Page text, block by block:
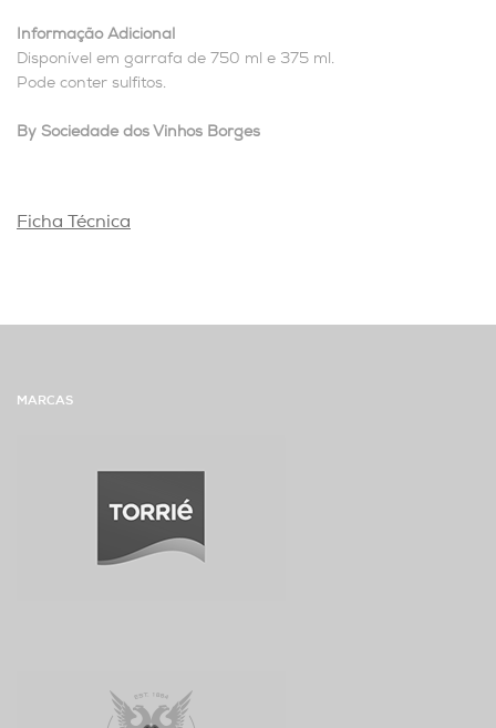
Informação Adicional
Disponível em garrafa de 750 ml e 375 ml.
Pode conter sulfitos.
By Sociedade dos Vinhos Borges
Ficha Técnica
MARCAS